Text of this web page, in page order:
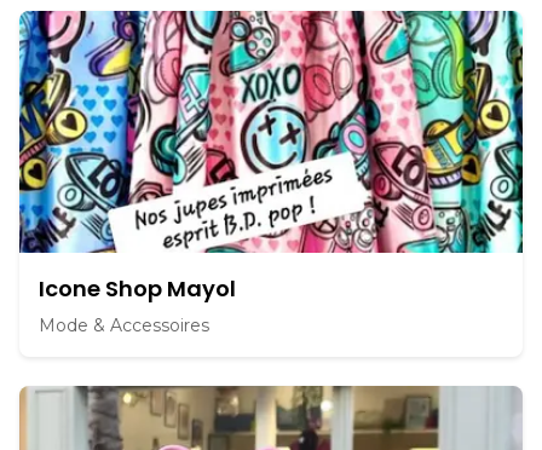
Icone Shop Mayol
Mode & Accessoires